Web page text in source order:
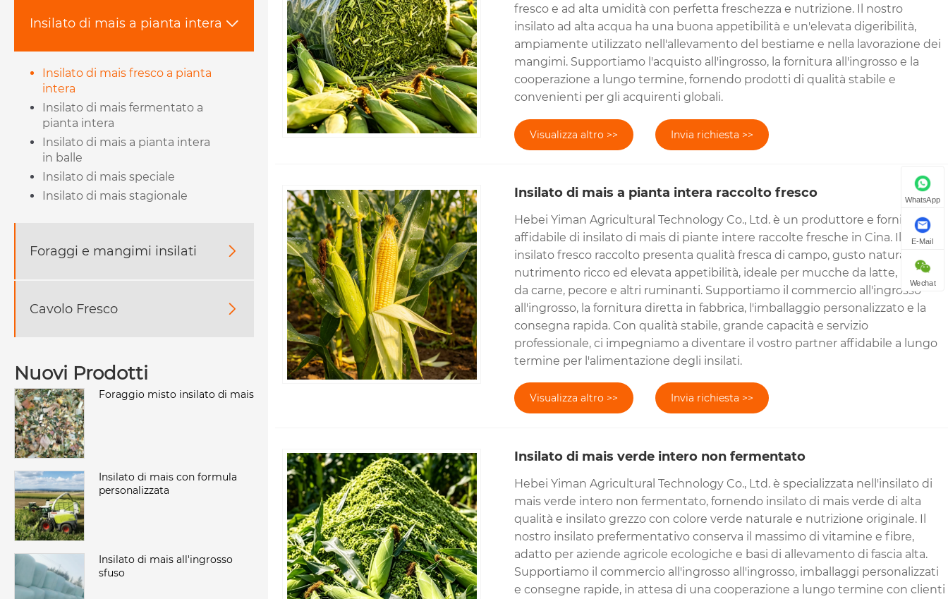
Insilato di mais a pianta intera 
Insilato di mais fresco a pianta
intera
Insilato di mais fermentato a
pianta intera
Insilato di mais a pianta intera
in balle
Insilato di mais speciale
Insilato di mais stagionale
Foraggi e mangimi insilati 
Cavolo Fresco 
Nuovi Prodotti
Foraggio misto insilato di mais
Insilato di mais con formula
personalizzata
Insilato di mais all'ingrosso
sfuso
fresco e ad alta umidità con perfetta freschezza e nutrizione. Il nostro
insilato ad alta acqua ha una buona appetibilità e un'elevata digeribilità,
ampiamente utilizzato nell'allevamento del bestiame e nella lavorazione dei
mangimi. Supportiamo l'acquisto all'ingrosso, la fornitura all'ingrosso e la
cooperazione a lungo termine, fornendo prodotti di qualità stabile e
convenienti per gli acquirenti globali.
Visualizza altro >> Invia richiesta >>
Insilato di mais a pianta intera raccolto fresco
Hebei Yiman Agricultural Technology Co., Ltd. è un produttore e fornitore
affidabile di insilato di mais di piante intere raccolte fresche in Cina. Il nostro
insilato fresco raccolto presenta qualità fresca di campo, gusto naturale,
nutrimento ricco ed elevata appetibilità, ideale per mucche da latte, bovini
da carne, pecore e altri ruminanti. Supportiamo il commercio all'ingrosso
all'ingrosso, la fornitura diretta in fabbrica, l'imballaggio personalizzato e la
consegna rapida. Con qualità stabile, grande capacità e servizio
professionale, ci impegniamo a diventare il vostro partner affidabile a lungo
termine per l'alimentazione degli insilati.
Visualizza altro >> Invia richiesta >>
Insilato di mais verde intero non fermentato
Hebei Yiman Agricultural Technology Co., Ltd. è specializzata nell'insilato di
mais verde intero non fermentato, fornendo insilato di mais verde di alta
qualità e insilato grezzo con colore verde naturale e nutrizione originale. Il
nostro insilato prefermentativo conserva il massimo di vitamine e fibre,
adatto per aziende agricole ecologiche e basi di allevamento di fascia alta.
Supportiamo il commercio all'ingrosso all'ingrosso, imballaggi personalizzati
e consegne rapide, in attesa di una cooperazione a lungo termine con clienti
WhatsApp
E-Mail
Wechat